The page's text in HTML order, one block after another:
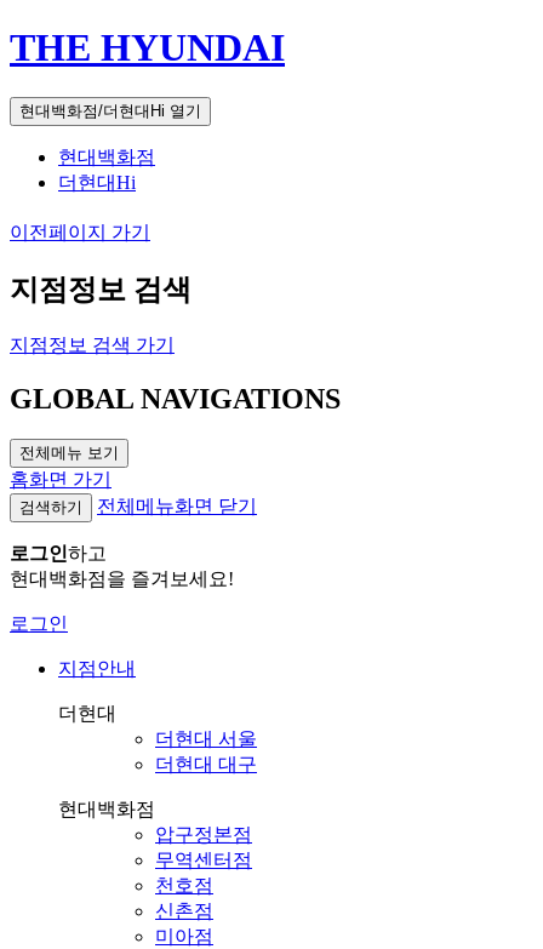
THE HYUNDAI
현대백화점/더현대Hi 열기
현대백화점
더현대Hi
이전페이지 가기
지점정보 검색
지점정보 검색 가기
GLOBAL NAVIGATIONS
전체메뉴 보기
홈화면 가기
검색하기 전체메뉴화면 닫기
로그인하고
현대백화점을 즐겨보세요!
로그인
지점안내
더현대
더현대 서울
더현대 대구
현대백화점
압구정본점
무역센터점
천호점
신촌점
미아점